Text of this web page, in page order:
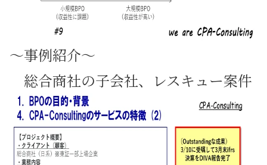
～事例紹介～
総合商社の子会社、レスキュー案件